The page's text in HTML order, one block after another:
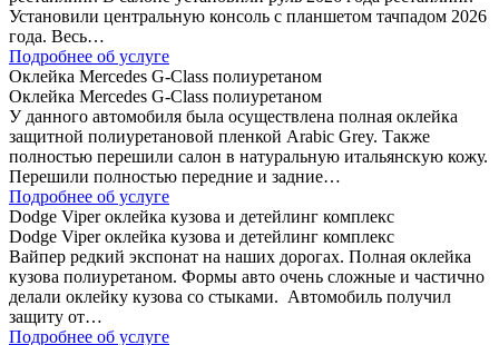
Установили центральную консоль с планшетом тачпадом 2026
года. Весь…
Подробнее об услуге
Оклейка Mercedes G-Class полиуретаном
Оклейка Mercedes G-Class полиуретаном
У данного автомобиля была осуществлена полная оклейка
защитной полиуретановой пленкой Arabic Grey. Также
полностью перешили салон в натуральную итальянскую кожу.
Перешили полностью передние и задние…
Подробнее об услуге
Dodge Viper оклейка кузова и детейлинг комплекс
Dodge Viper оклейка кузова и детейлинг комплекс
Вайпер редкий экспонат на наших дорогах. Полная оклейка
кузова полиуретаном. Формы авто очень сложные и частично
делали оклейку кузова со стыками. Автомобиль получил
защиту от…
Подробнее об услуге